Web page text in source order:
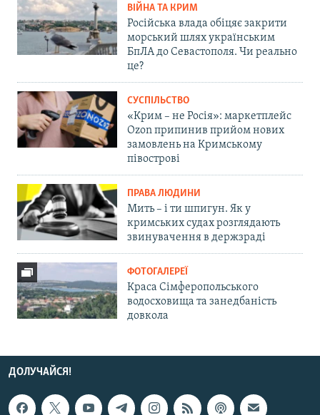
ВІЙНА ТА КРИМ
Російська влада обіцяє закрити
морський шлях українським
БпЛА до Севастополя. Чи реально
це?
СУСПІЛЬСТВО
«Крим – не Росія»: маркетплейс
Ozon припинив прийом нових
замовлень на Кримському
півострові
ПРАВА ЛЮДИНИ
Мить – і ти шпигун. Як у
кримських судах розглядають
звинувачення в держзраді
ФОТОГАЛЕРЕЇ
Краса Сімферопольського
водосховища та занедбаність
довкола
ДОЛУЧАЙСЯ!